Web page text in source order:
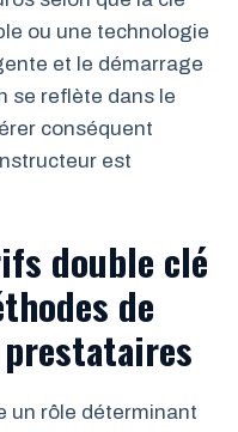
ou une technologie
et le démarrage
se reflète dans le
conséquent
est
double clé
de
un rôle déterminant